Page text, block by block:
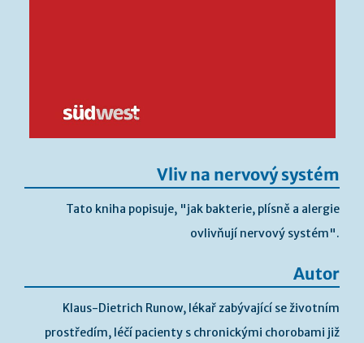
Vliv na nervový systém
Tato kniha popisuje, "jak bakterie, plísně a alergie
ovlivňují nervový systém".
Autor
Klaus-Dietrich Runow, lékař zabývající se životním
prostředím, léčí pacienty s chronickými chorobami již